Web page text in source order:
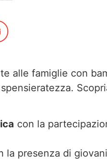
alle famiglie con
con la
la presenza di